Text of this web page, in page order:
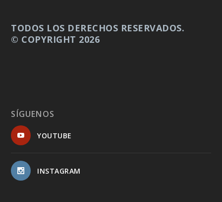
TODOS LOS DERECHOS RESERVADOS.
© COPYRIGHT 2026
SÍGUENOS
YOUTUBE
INSTAGRAM